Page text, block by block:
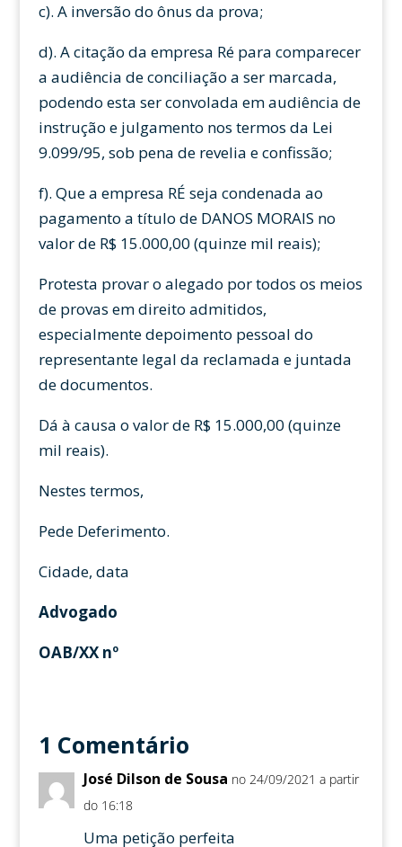
c). A inversão do ônus da prova;
d). A citação da empresa Ré para comparecer
a audiência de conciliação a ser marcada,
podendo esta ser convolada em audiência de
instrução e julgamento nos termos da Lei
9.099/95, sob pena de revelia e confissão;
f). Que a empresa RÉ seja condenada ao
pagamento a título de DANOS MORAIS no
valor de R$ 15.000,00 (quinze mil reais);
Protesta provar o alegado por todos os meios
de provas em direito admitidos,
especialmente depoimento pessoal do
representante legal da reclamada e juntada
de documentos.
Dá à causa o valor de R$ 15.000,00 (quinze
mil reais).
Nestes termos,
Pede Deferimento.
Cidade, data
Advogado
OAB/XX nº
1 Comentário
José Dilson de Sousa no 24/09/2021 a partir
do 16:18
Uma petição perfeita